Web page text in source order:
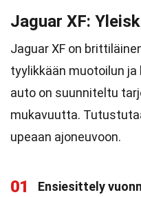
Jaguar XF:
Jaguar XF on
tyylikkään muotoilun
auto on suunniteltu
mukavuutta.
upeaan ajoneuvoon.
01
Ensiesittely